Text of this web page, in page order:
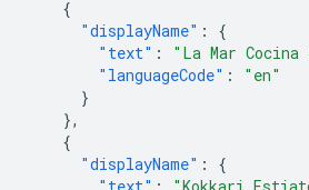
{
"displayName" :
{
"text" : "La Mar Cocina
"languageCode" :
"en"
}
},
{
"displayName" :
{